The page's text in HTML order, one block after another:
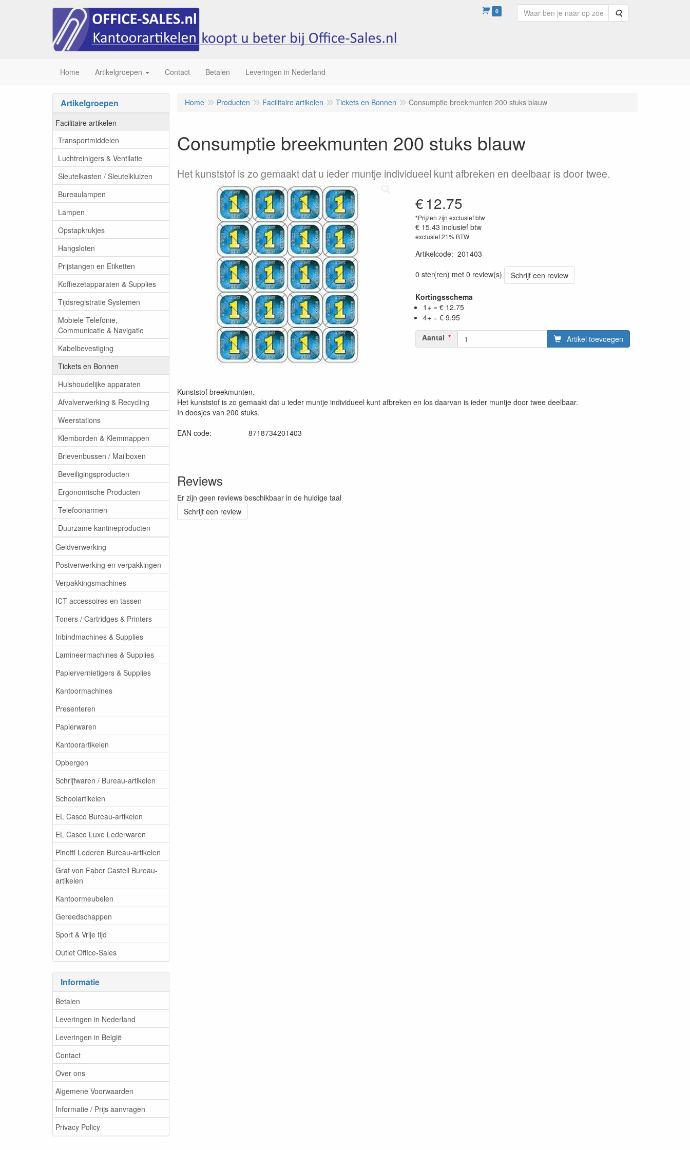
0 Zoeken
Home Artikelgroepen Contact Betalen Leveringen in Nederland
Artikelgroepen
Facilitaire artikelen
Transportmiddelen
Luchtreinigers & Ventilatie
Sleutelkasten / Sleutelkluizen
Bureaulampen
Lampen
Opstapkrukjes
Hangsloten
Prijstangen en Etiketten
Koffiezetapparaten & Supplies
Tijdsregistratie Systemen
Mobiele Telefonie,
Communicatie & Navigatie
Kabelbevestiging
Tickets en Bonnen
Huishoudelijke apparaten
Afvalverwerking & Recycling
Weerstations
Klemborden & Klemmappen
Brievenbussen / Mailboxen
Beveiligingsproducten
Ergonomische Producten
Telefoonarmen
Duurzame kantineproducten
Geldverwerking
Postverwerking en verpakkingen
Verpakkingsmachines
ICT accessoires en tassen
Toners / Cartridges & Printers
Inbindmachines & Supplies
Lamineermachines & Supplies
Papiervernietigers & Supplies
Kantoormachines
Presenteren
Papierwaren
Kantoorartikelen
Opbergen
Schrijfwaren / Bureau-artikelen
Schoolartikelen
EL Casco Bureau-artikelen
EL Casco Luxe Lederwaren
Pinetti Lederen Bureau-artikelen
Graf von Faber Castell Bureau-
artikelen
Kantoormeubelen
Gereedschappen
Sport & Vrije tijd
Outlet Office-Sales
Informatie
Betalen
Leveringen in Nederland
Leveringen in België
Contact
Over ons
Algemene Voorwaarden
Informatie / Prijs aanvragen
Privacy Policy
Home Producten Facilitaire artikelen Tickets en Bonnen Consumptie breekmunten 200 stuks blauw
Consumptie breekmunten 200 stuks blauw
Het kunststof is zo gemaakt dat u ieder muntje individueel kunt afbreken en deelbaar is door twee.
€12.75
*Prijzen zijn exclusief btw
€ 15.43 inclusief btw
exclusief 21% BTW
Artikelcode: 201403
0 ster(ren) met 0 review(s)
Schrijf een review
Kortingsschema
1+ = € 12.75
4+ = € 9.95
Aantal
Artikel toevoegen
Kunststof breekmunten.
Het kunststof is zo gemaakt dat u ieder muntje individueel kunt afbreken en los daarvan is ieder muntje door twee deelbaar.
In doosjes van 200 stuks.
EAN code: 8718734201403
Reviews
Er zijn geen reviews beschikbaar in de huidige taal
Schrijf een review